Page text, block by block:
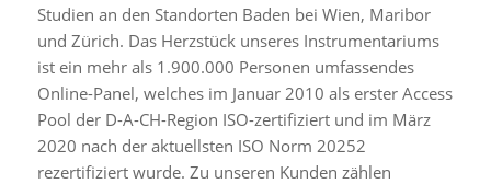
Studien an den Standorten Baden bei Wien, Maribor
und Zürich. Das Herzstück unseres Instrumentariums
ist ein mehr als 1.900.000 Personen umfassendes
Online-Panel, welches im Januar 2010 als erster Access
Pool der D-A-CH-Region ISO-zertifiziert und im März
2020 nach der aktuellsten ISO Norm 20252
rezertifiziert wurde. Zu unseren Kunden zählen